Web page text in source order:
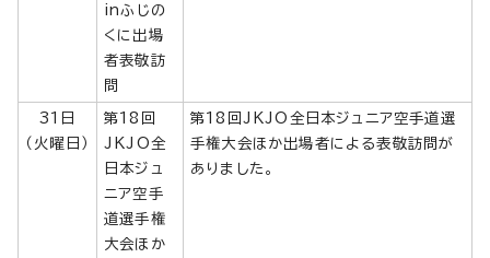
inふじの
くに出場
者表敬訪
問
31日
（火曜日）
第18回
JKJO全
日本ジュ
ニア空手
道選手権
大会ほか
第18回JKJO全日本ジュニア空手道選
手権大会ほか出場者による表敬訪問が
ありました。